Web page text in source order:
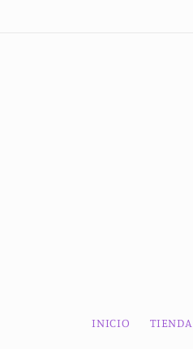
INICIO TIENDA